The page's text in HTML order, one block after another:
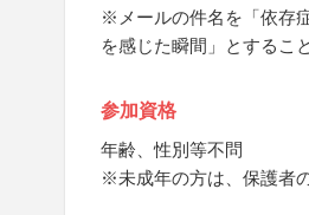
※メールの件名を「依存
を感じた瞬間」とすること
参加資格
年齢、性別等不問
※未成年の方は、保護者